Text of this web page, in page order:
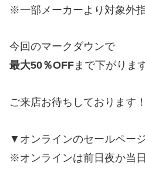
※一部メーカーより対象外
今回のマークダウンで
最大50％OFFまで下がりま
ご来店お待ちしております！
▼オンラインのセールページ
※オンラインは前日夜か当